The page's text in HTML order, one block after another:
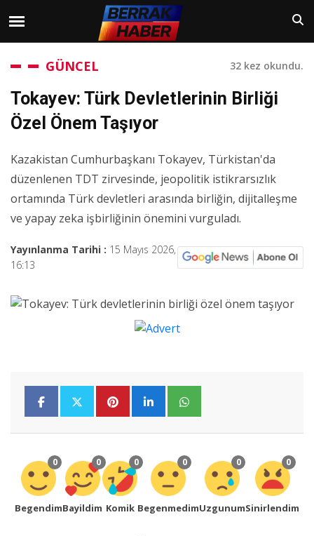
GÜNCEL 32 kez okundu.
Tokayev: Türk Devletlerinin Birliği
Özel Önem Taşıyor
Kazakistan Cumhurbaşkanı Tokayev, Türkistan'da
düzenlenen TDT zirvesinde, jeopolitik istikrarsızlık
ortamında Türk devletleri arasında birliğin, dijitalleşme
ve yapay zeka işbirliğinin önemini vurguladı.
Yayınlanma Tarihi : 15 Mayıs 2026,
16:13
0
Begendim
0
Bayildim
0
Komik
0
Begenmedim
0
Uzgunum
0
Sinirlendim